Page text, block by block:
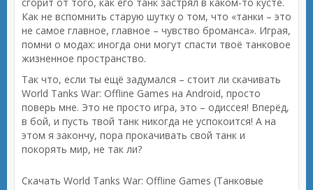
Как не вспомнить старую шутку о том, что «танки – это
не самое главное, главное – чувство броманса». Играя,
помни о модах: иногда они могут спасти твоё танковое
жизненное пространство.
Так что, если ты ещё задумался – стоит ли скачивать
World Tanks War: Offline Games на Android, просто
поверь мне. Это не просто игра, это – одиссея! Вперёд,
в бой, и пусть твой танк никогда не успокоится! А на
этом я закончу, пора прокачивать свой танк и
покорять мир, не так ли?
Скачать World Tanks War: Offline Games (Танковые